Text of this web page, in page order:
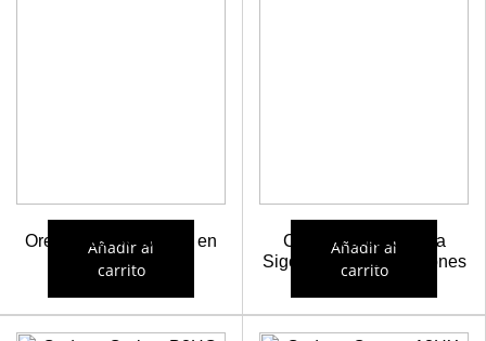
Oregon 18HX cortada en
72 links
Añadir al
carrito
Cadena procesadora
SigoWood a 79 eslabones
Añadir al
carrito